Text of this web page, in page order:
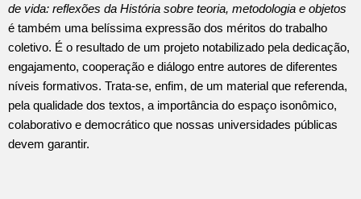
de vida: reflexões da História sobre teoria, metodologia e objetos
é ta­­mbém uma belíssima expressão dos méritos do trabalho
coletivo. É o resultado de um projeto notabilizado pela dedicação,
engajamento, cooperação e diá­logo entre autores de diferentes
níveis formativos. Trata-se, enfim, de um material que referenda,
pela qualidade dos textos, a importância do espaço isonômico,
colaborativo e democrático que nossas universidades públicas
devem garantir.